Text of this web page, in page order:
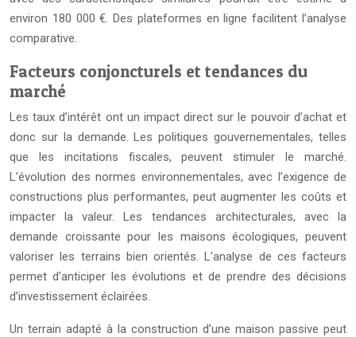
environ 180 000 €. Des plateformes en ligne facilitent l’analyse
comparative.
Facteurs conjoncturels et tendances du
marché
Les taux d’intérêt ont un impact direct sur le pouvoir d’achat et
donc sur la demande. Les politiques gouvernementales, telles
que les incitations fiscales, peuvent stimuler le marché.
L’évolution des normes environnementales, avec l’exigence de
constructions plus performantes, peut augmenter les coûts et
impacter la valeur. Les tendances architecturales, avec la
demande croissante pour les maisons écologiques, peuvent
valoriser les terrains bien orientés. L’analyse de ces facteurs
permet d’anticiper les évolutions et de prendre des décisions
d’investissement éclairées.
Un terrain adapté à la construction d’une maison passive peut